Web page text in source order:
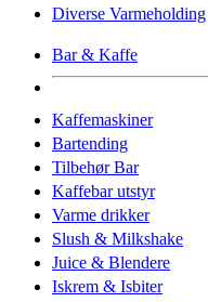
Diverse Varmeholding
Bar & Kaffe
Kaffemaskiner
Bartending
Tilbehør Bar
Kaffebar utstyr
Varme drikker
Slush & Milkshake
Juice & Blendere
Iskrem & Isbiter